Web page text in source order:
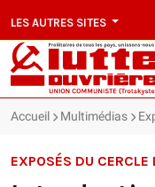
LES AUTRES SITES
Accueil Multimédias
EXPOSÉS DU